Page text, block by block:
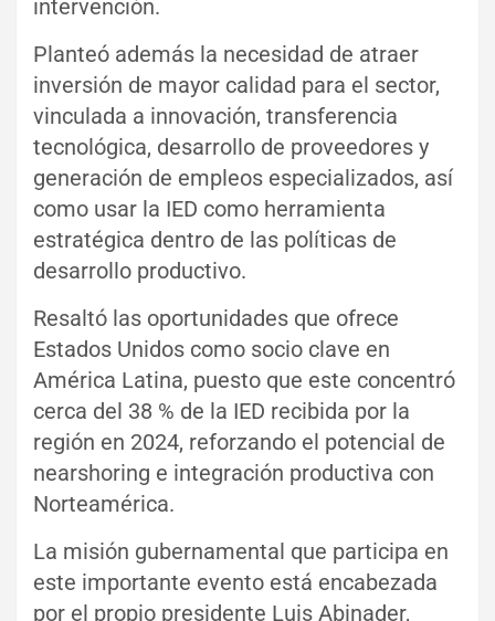
intervención.
Planteó además la necesidad de atraer
inversión de mayor calidad para el sector,
vinculada a innovación, transferencia
tecnológica, desarrollo de proveedores y
generación de empleos especializados, así
como usar la IED como herramienta
estratégica dentro de las políticas de
desarrollo productivo.
Resaltó las oportunidades que ofrece
Estados Unidos como socio clave en
América Latina, puesto que este concentró
cerca del 38 % de la IED recibida por la
región en 2024, reforzando el potencial de
nearshoring e integración productiva con
Norteamérica.
La misión gubernamental que participa en
este importante evento está encabezada
por el propio presidente Luis Abinader,